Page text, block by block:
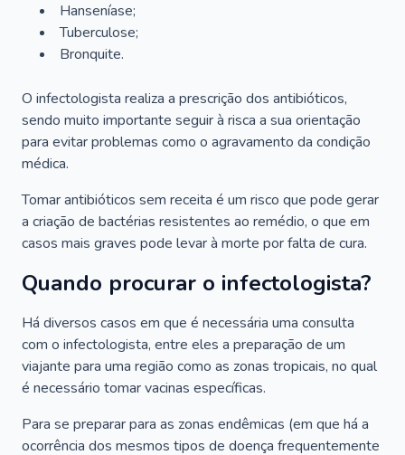
Hanseníase;
Tuberculose;
Bronquite.
O infectologista realiza a prescrição dos antibióticos,
sendo muito importante seguir à risca a sua orientação
para evitar problemas como o agravamento da condição
médica.
Tomar antibióticos sem receita é um risco que pode gerar
a criação de bactérias resistentes ao remédio, o que em
casos mais graves pode levar à morte por falta de cura.
Quando procurar o infectologista?
Há diversos casos em que é necessária uma consulta
com o infectologista, entre eles a preparação de um
viajante para uma região como as zonas tropicais, no qual
é necessário tomar vacinas específicas.
Para se preparar para as zonas endêmicas (em que há a
ocorrência dos mesmos tipos de doença frequentemente